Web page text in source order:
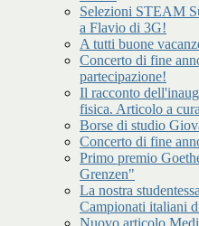
Selezioni STEAM
a Flavio di 3G!
A tutti buone
Concerto di fine
partecipazione!
Il racconto
fisica. Articolo a
Borse di studio
Concerto di fine
Primo premio
Grenzen"
La nostra
Campionati italiani